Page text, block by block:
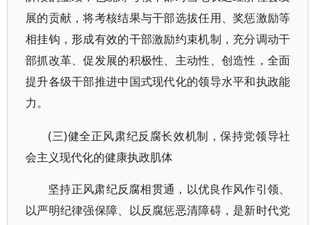
展的贡献，将考核结果与干部选拔任用、奖惩激励等
相挂钩，形成有效的干部激励约束机制，充分调动干
部抓改革、促发展的积极性、主动性、创造性，全面
提升各级干部推进中国式现代化的领导水平和执政能
力。
(三)健全正风肃纪反腐长效机制，保持党领导社
会主义现代化的健康执政肌体
坚持正风肃纪反腐相贯通，以优良作风作引领、
以严明纪律强保障、以反腐惩恶清障碍，是新时代党